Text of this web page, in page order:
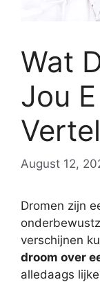
Wat
Jou
August 12,
Dromen zijn
verschijnen
droom over
alledaags